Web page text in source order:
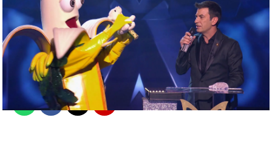
antena3.com
Madrid
Publicado:01 de julio de 2021, 00:01
WhatsappFacebook
X Flipboard